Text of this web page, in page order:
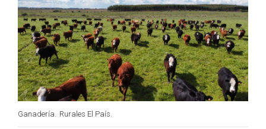
k
n
Ganadería. Rurales El País.